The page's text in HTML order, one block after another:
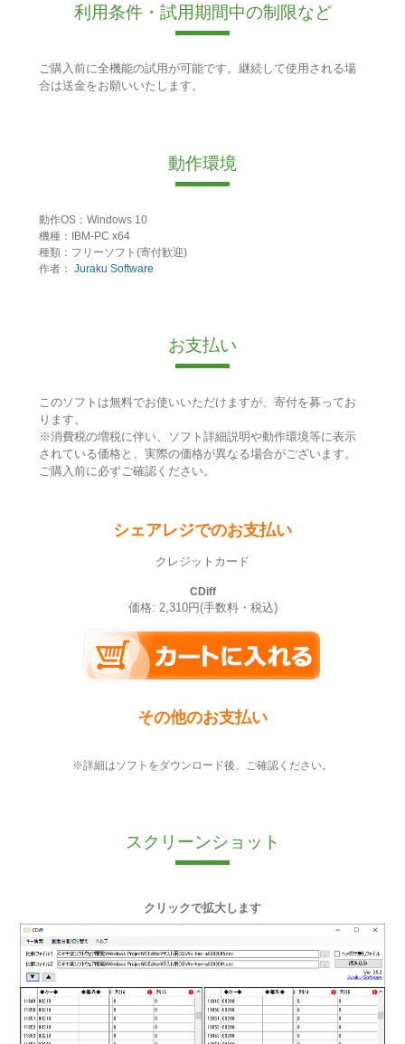
利用条件・試用期間中の制限など
ご購入前に全機能の試用が可能です。継続して使用される場
合は送金をお願いいたします。
動作環境
動作OS：Windows 10
機種：IBM-PC x64
種類：フリーソフト(寄付歓迎)
作者： Juraku Software
お支払い
このソフトは無料でお使いいただけますが、寄付を募ってお
ります。
※消費税の増税に伴い、ソフト詳細説明や動作環境等に表示
されている価格と、実際の価格が異なる場合がございます。
ご購入前に必ずご確認ください。
シェアレジでのお支払い
クレジットカード
CDiff
価格: 2,310円(手数料・税込)
その他のお支払い
※詳細はソフトをダウンロード後、ご確認ください。
スクリーンショット
クリックで拡大します